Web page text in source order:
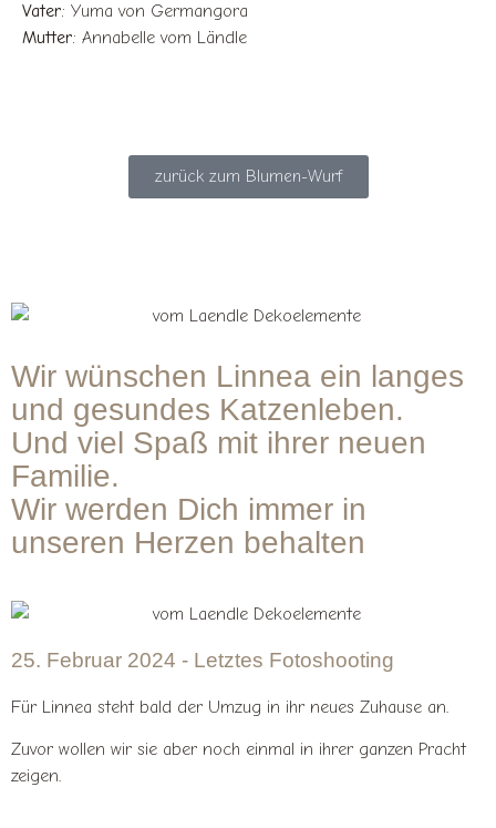
Vater: Yuma von Germangora
Mutter: Annabelle vom Ländle
zurück zum Blumen-Wurf
Wir wünschen Linnea ein langes
und gesundes Katzenleben.
Und viel Spaß mit ihrer neuen
Familie.
Wir werden Dich immer in
unseren Herzen behalten
25. Februar 2024 - Letztes Fotoshooting
Für Linnea steht bald der Umzug in ihr neues Zuhause an.
Zuvor wollen wir sie aber noch einmal in ihrer ganzen Pracht
zeigen.